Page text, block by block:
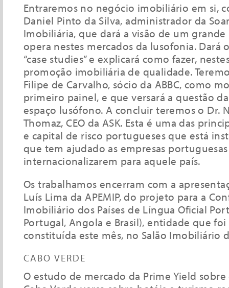
Entraremos no negócio imobiliário em si,
Daniel Pinto da Silva, administrador da
Imobiliária, que dará a visão de um
opera nestes mercados da lusofonia.
“case studies” e explicará como fazer,
promoção imobiliária de qualidade.
Filipe de Carvalho, sócio da ABBC, como
primeiro painel, e que versará a questão
espaço lusófono. A concluir teremos o Dr.
Thomaz, CEO da ASK. Esta é uma das
e capital de risco portugueses que está
que tem ajudado as empresas
internacionalizarem para aquele país.
Os trabalhamos encerram com a
Luís Lima da APEMIP, do projeto para a
Imobiliário dos Países de Língua Oficial
Portugal, Angola e Brasil), entidade que
constituída este mês, no Salão Imobiliário
CABO VERDE
O estudo de mercado da Prime Yield